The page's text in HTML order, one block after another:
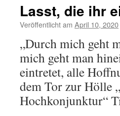
Lasst, die ihr
Veröffentlicht am April 10, 2020
„Durch mich geht
mich geht man
eintretet, alle
dem Tor zur Hölle
Hochkonjunktur“